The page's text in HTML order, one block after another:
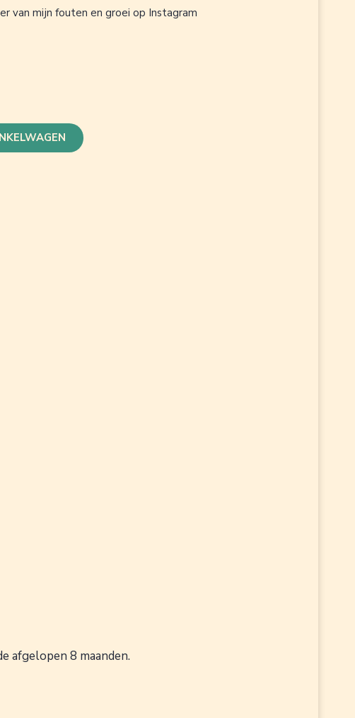
van mijn fouten en groei op Instagram
afgelopen 8 maanden.